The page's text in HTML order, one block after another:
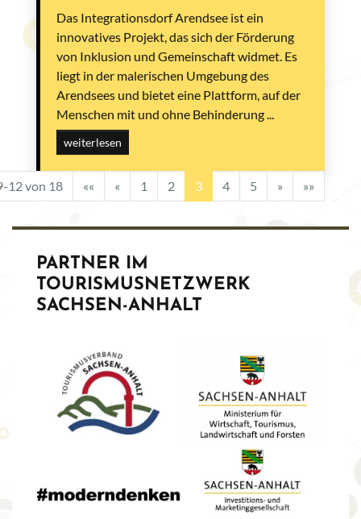
Das Integrationsdorf Arendsee ist ein
innovatives Projekt, das sich der Förderung
von Inklusion und Gemeinschaft widmet. Es
liegt in der malerischen Umgebung des
Arendsees und bietet eine Plattform, auf der
Menschen mit und ohne Behinderung ...
weiterlesen
12 von 18 «« « 1 2 3 4 5 » »»
PARTNER IM
TOURISMUSNETZWERK
SACHSEN-ANHALT